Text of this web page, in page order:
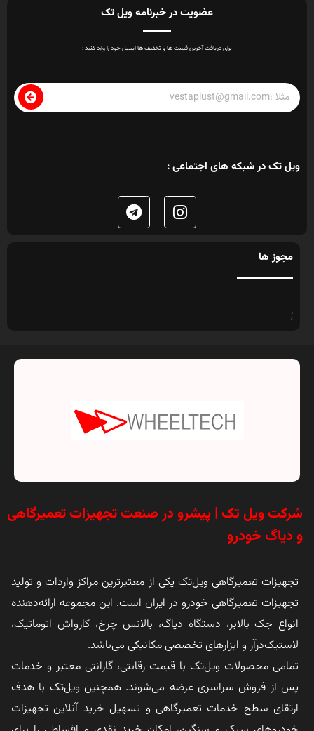
عضویت در خبرنامه ویل تک
برای دریافت آخرین قیمت ها و تخفیف ها ایمیل خود را وارد کنید :
ویل تک در شبکه های اجتماعی :
مجوز ها
;
شرکت ویل تک | پیشرو در صنعت تجهیزات تعمیرگاهی
و دیاگ خودرو
تجهیزات تعمیرگاهی ویل‌تک یکی از معتبرترین مراکز واردات و تولید
تجهیزات تعمیرگاهی خودرو در ایران است. این مجموعه ارائه‌دهنده
انواع جک بالابر، دستگاه دیاگ، بالانس چرخ، کارواش اتوماتیک،
لاستیک‌درآر و ابزارهای تخصصی مکانیکی می‌باشد.
تمامی محصولات ویل‌تک با قیمت رقابتی، گارانتی معتبر و خدمات
پس از فروش سراسری عرضه می‌شوند. همچنین ویل‌تک با هدف
ارتقای سطح خدمات تعمیرگاهی و تسهیل خرید آنلاین تجهیزات